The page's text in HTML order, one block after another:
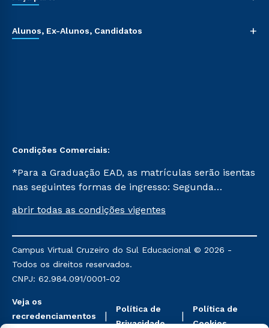
Alunos, Ex-Alunos, Candidatos +
Condições Comerciais:
*Para a Graduação EAD, as matrículas serão isentas
nas seguintes formas de ingresso: Segunda
Já para as demais, a taxa de matrícula será de R$
mencionadas são referentes aos cursos: Ensino
Religioso, Geografia para a Docência e Metodologia
do Ensino de História: Questões Atuais.
abrir todas as condições vigentes
Campus Virtual Cruzeiro do Sul Educacional © 2026 -
Todos os direitos reservados.
CNPJ: 62.984.091/0001-02
Veja os
recredenciamentos
Política de
Privacidade
Política de
Cookies